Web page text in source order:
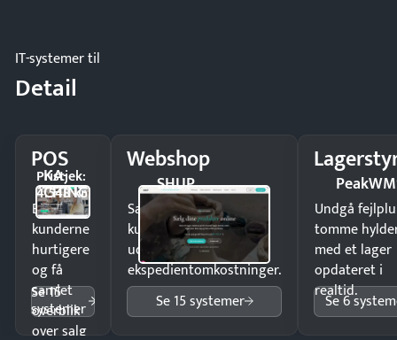
IT-systemer til
Detail
POS
KA-
CHING
Pristjek:
4.548 kr
Ekspedér
kunderne
hurtigere
og få
samlet
overblik
over salg
Se 15
systemer
Webshop
SHUP
Sælg produkter 24/7 til
kunder i hele landet
uden
ekspedientomkostninger.
Se 15 systemer
Undgå
tomme
med et lager
opdateret i
realtid.
Se 6